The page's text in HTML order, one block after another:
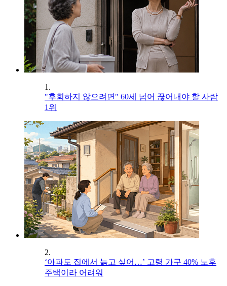
1.
"후회하지 않으려면" 60세 넘어 끊어내야 할 사람
1위
2.
‘아파도 집에서 늙고 싶어…’ 고령 가구 40% 노후
주택이라 어려워